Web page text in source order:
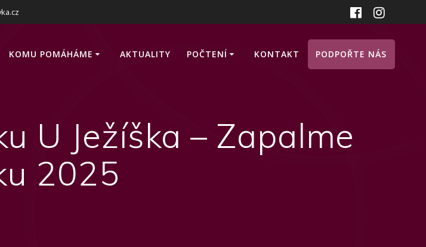
KOMU POMÁHÁME AKTUALITY POČTENÍ KONTAKT PODPOŘTE NÁS
U Ježíška – Zapalme
2025